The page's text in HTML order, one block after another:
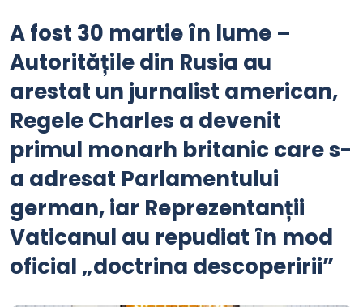
A fost 30 martie în lume –
Autoritățile din Rusia au
arestat un jurnalist american,
Regele Charles a devenit
primul monarh britanic care s-
a adresat Parlamentului
german, iar Reprezentanții
Vaticanul au repudiat în mod
oficial „doctrina descoperirii”